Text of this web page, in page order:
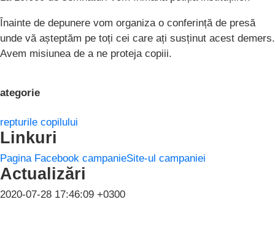
Înainte de depunere vom organiza o conferință de presă
unde vă așteptăm pe toți cei care ați susținut acest demers.
Avem misiunea de a ne proteja copiii.
copilului
Linkuri
Pagina Facebook campanieSite-ul campaniei
Actualizări
2020-07-28 17:46:09 +0300